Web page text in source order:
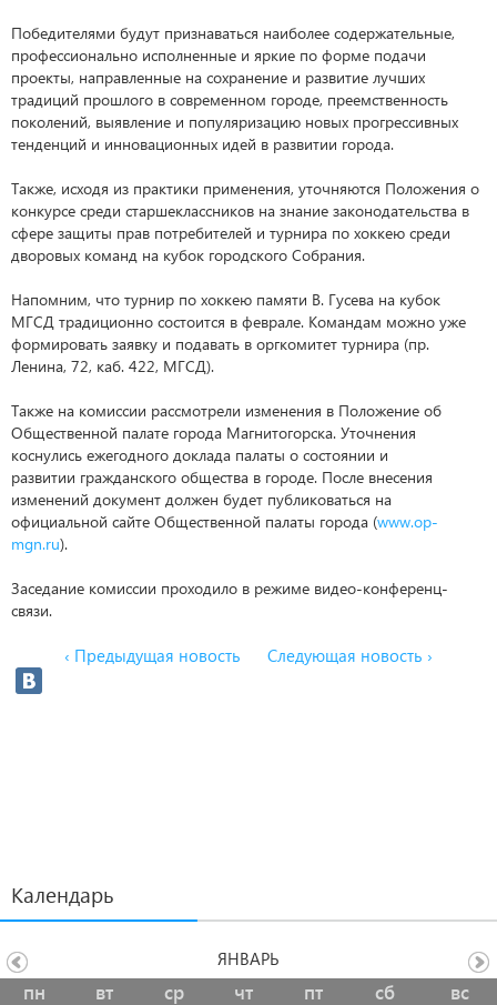
Победителями будут признаваться наиболее содержательные,
профессионально исполненные и яркие по форме подачи
проекты, направленные на сохранение и развитие лучших
традиций прошлого в современном городе, преемственность
поколений, выявление и популяризацию новых прогрессивных
тенденций и инновационных идей в развитии города.
Также, исходя из практики применения, уточняются Положения о
конкурсе среди старшеклассников на знание законодательства в
сфере защиты прав потребителей и турнира по хоккею среди
дворовых команд на кубок городского Собрания.
Напомним, что турнир по хоккею памяти В. Гусева на кубок
МГСД традиционно состоится в феврале. Командам можно уже
формировать заявку и подавать в оргкомитет турнира (пр.
Ленина, 72, каб. 422, МГСД).
Также на комиссии рассмотрели изменения в Положение об
Общественной палате города Магнитогорска. Уточнения
коснулись ежегодного доклада палаты о состоянии и
развитии гражданского общества в городе. После внесения
изменений документ должен будет публиковаться на
официальной сайте Общественной палаты города (www.op-
mgn.ru).
Заседание комиссии проходило в режиме видео-конференц-
связи.
‹ Предыдущая новость Следующая новость ›
Календарь
пн вт ср чт пт сб вс
ЯНВАРЬ